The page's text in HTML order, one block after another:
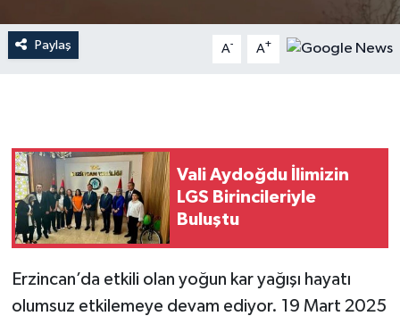
Paylaş A- A+
Vali Aydoğdu İlimizin
LGS Birincileriyle
Buluştu
Erzincan’da etkili olan yoğun kar yağışı hayatı
olumsuz etkilemeye devam ediyor. 19 Mart 2025